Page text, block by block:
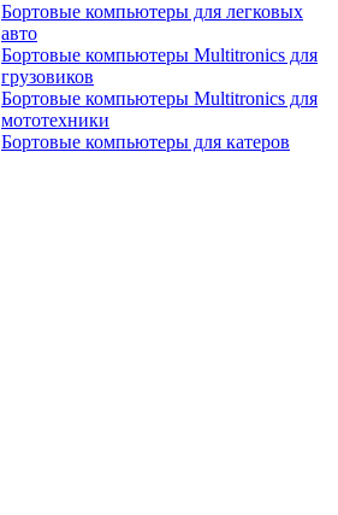
Бортовые компьютеры для легковых
авто
Бортовые компьютеры Multitronics для
грузовиков
Бортовые компьютеры Multitronics для
мототехники
Бортовые компьютеры для катеров